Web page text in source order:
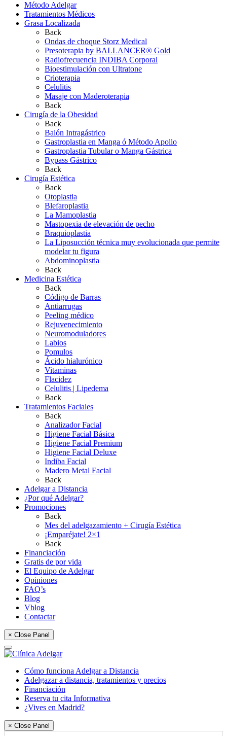
Método Adelgar
Tratamientos Médicos
Grasa Localizada
Back
Ondas de choque Storz Medical
Presoterapia by BALLANCER® Gold
Radiofrecuencia INDIBA Corporal
Bioestimulación con Ultratone
Crioterapia
Celulitis
Masaje con Maderoterapia
Back
Cirugía de la Obesidad
Back
Balón Intragástrico
Gastroplastia en Manga ó Método Apollo
Gastroplastia Tubular o Manga Gástrica
Bypass Gástrico
Back
Cirugía Estética
Back
Otoplastia
Blefaroplastia
La Mamoplastia
Mastopexia de elevación de pecho
Braquioplastia
La Liposucción técnica muy evolucionada que permite
modelar tu figura
Abdominoplastia
Back
Medicina Estética
Back
Código de Barras
Antiarrugas
Peeling médico
Rejuvenecimiento
Neuromoduladores
Labios
Pomulos
Ácido hialurónico
Vitaminas
Flacidez
Celulitis | Lipedema
Back
Tratamientos Faciales
Back
Analizador Facial
Higiene Facial Básica
Higiene Facial Premium
Higiene Facial Deluxe
Indiba Facial
Madero Metal Facial
Back
Adelgar a Distancia
¿Por qué Adelgar?
Promociones
Back
Mes del adelgazamiento + Cirugía Estética
¡Emparéjate! 2×1
Back
Financiación
Gratis de por vida
El Equipo de Adelgar
Opiniones
FAQ’s
Blog
Vblog
Contactar
× Close Panel
Cómo funciona Adelgar a Distancia
Adelgazar a distancia, tratamientos y precios
Financiación
Reserva tu cita Informativa
¿Vives en Madrid?
× Close Panel